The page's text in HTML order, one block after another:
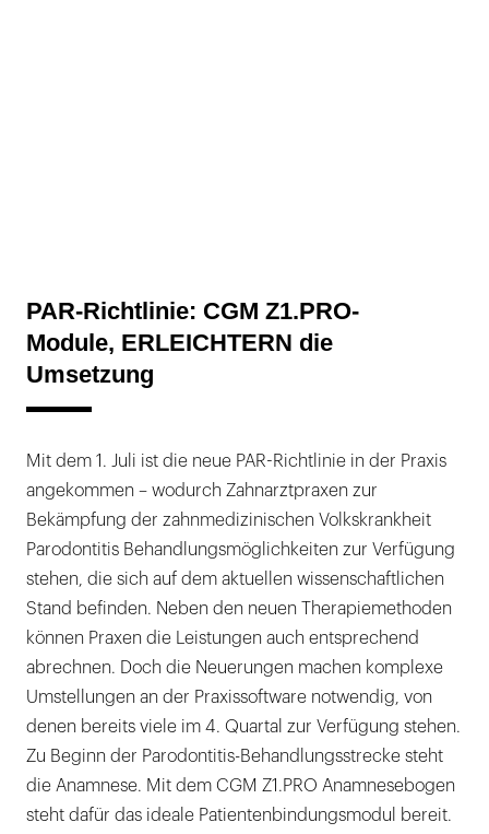
PAR-Richtlinie: CGM Z1.PRO-
Module, ERLEICHTERN die
Umsetzung
Mit dem 1. Juli ist die neue PAR-Richtlinie in der Praxis
angekommen – wodurch Zahnarztpraxen zur
Bekämpfung der zahnmedizinischen Volkskrankheit
Parodontitis Behandlungsmöglichkeiten zur Verfügung
stehen, die sich auf dem aktuellen wissenschaftlichen
Stand befinden. Neben den neuen Therapiemethoden
können Praxen die Leistungen auch entsprechend
abrechnen. Doch die Neuerungen machen komplexe
Umstellungen an der Praxissoftware notwendig, von
denen bereits viele im 4. Quartal zur Verfügung stehen.
Zu Beginn der Parodontitis-Behandlungsstrecke steht
die Anamnese. Mit dem CGM Z1.PRO Anamnesebogen
steht dafür das ideale Patientenbindungsmodul bereit.